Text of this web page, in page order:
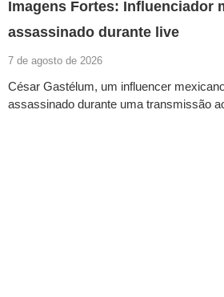
Imagens Fortes: Influenciador
assassinado durante live
7 de agosto de 2026
César Gastélum, um influencer
assassinado durante uma transmissão